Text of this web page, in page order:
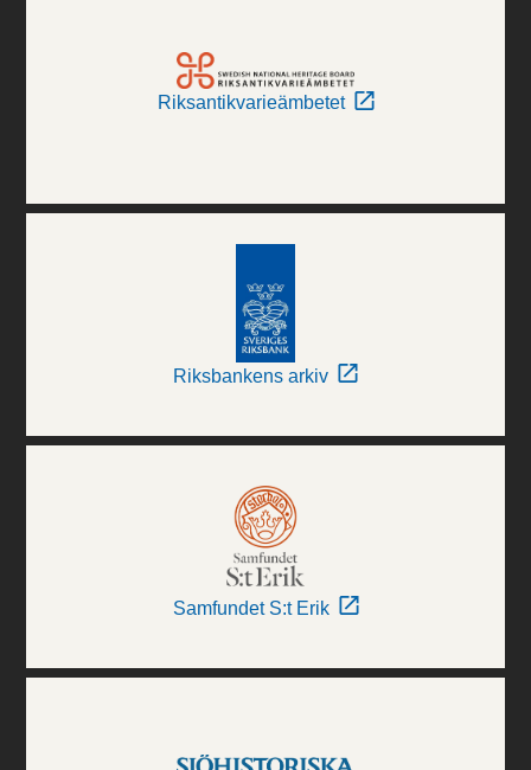
Riksantikvarieämbetet
Riksbankens arkiv
Samfundet S:t Erik